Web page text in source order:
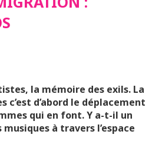
la mémoire des exils. La
c’est d’abord le déplacement
qui en font. Y a-t-il un
à travers l’espace